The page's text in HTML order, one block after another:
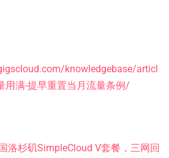
knowledgebase/articl
用满-提早重置当月流量条例/
洛杉矶SimpleCloud V套餐，三网回